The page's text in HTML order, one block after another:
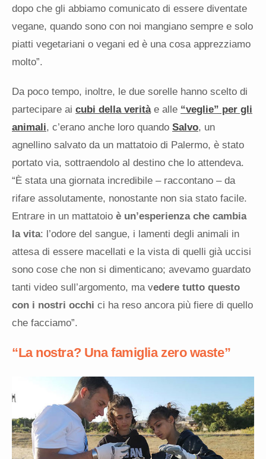
dopo che gli abbiamo comunicato di essere diventate
vegane, quando sono con noi mangiano sempre e solo
piatti vegetariani o vegani ed è una cosa apprezziamo
molto”.
Da poco tempo, inoltre, le due sorelle hanno scelto di
partecipare ai cubi della veritàe alle “veglie” per gli
animali, c’erano anche loro quando Salvo, un
agnellino salvato da un mattatoio di Palermo, è stato
portato via, sottraendolo al destino che lo attendeva.
“È stata una giornata incredibile – raccontano – da
rifare assolutamente, nonostante non sia stato facile.
Entrare in un mattatoio è un’esperienza che cambia
la vita: l’odore del sangue, i lamenti degli animali in
attesa di essere macellati e la vista di quelli già uccisi
sono cose che non si dimenticano; avevamo guardato
tanti video sull’argomento, ma vedere tutto questo
con i nostri occhi ci ha reso ancora più fiere di quello
che facciamo”.
“La nostra? Una famiglia zero waste”